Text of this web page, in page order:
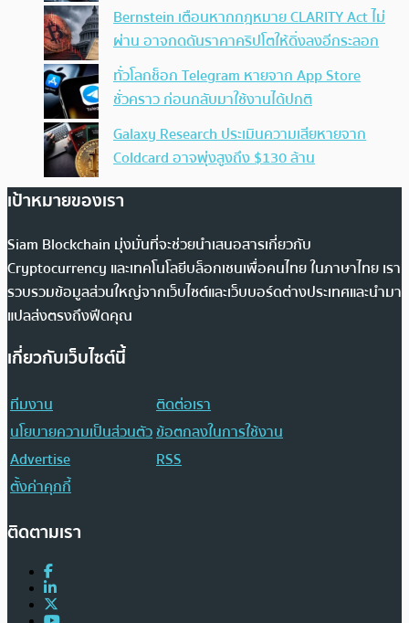
Bernstein เตือนหากกฎหมาย CLARITY Act ไม่
ผ่าน อาจกดดันราคาคริปโตให้ดิ่งลงอีกระลอก
ทั่วโลกช็อก Telegram หายจาก App Store
ชั่วคราว ก่อนกลับมาใช้งานได้ปกติ
Galaxy Research ประเมินความเสียหายจาก
Coldcard อาจพุ่งสูงถึง $130 ล้าน
เป้าหมายของเรา
Siam Blockchain มุ่งมั่นที่จะช่วยนำเสนอสารเกี่ยวกับ
Cryptocurrency และเทคโนโลยีบล็อกเชนเพื่อคนไทย ในภาษาไทย เรา
รวบรวมข้อมูลส่วนใหญ่จากเว็บไซต์และเว็บบอร์ดต่างประเทศและนำมา
แปลส่งตรงถึงฟีดคุณ
เกี่ยวกับเว็บไซต์นี้
ทีมงาน
ติดต่อเรา
นโยบายความเป็นส่วนตัวข้อตกลงในการใช้งาน
Advertise
RSS
ตั้งค่าคุกกี้
ติดตามเรา